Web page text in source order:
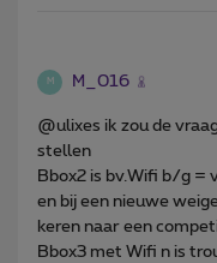
M M_016
@ulixes ik zou de
stellen
Bbox2 is bv.Wifi b/g =
en bij een nieuwe
keren naar een
Bbox3 met Wifi n is